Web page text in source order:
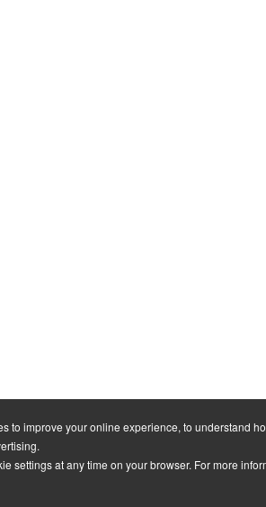
to improve your online experience, to understand
settings at any time on your browser. For more